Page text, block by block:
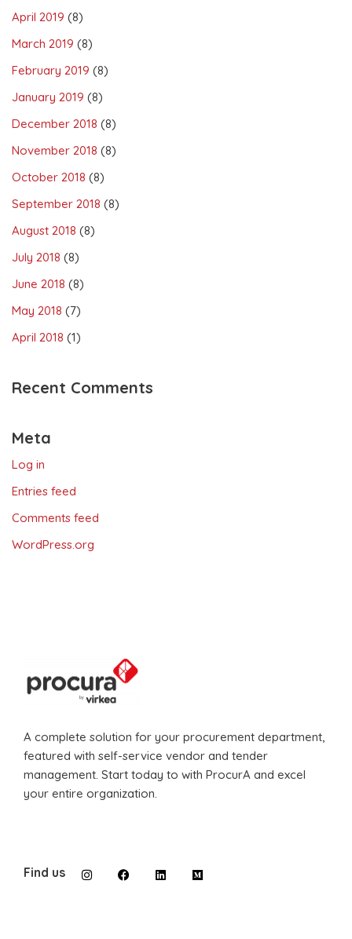
April 2019 (8)
March 2019 (8)
February 2019 (8)
January 2019 (8)
December 2018 (8)
November 2018 (8)
October 2018 (8)
September 2018 (8)
August 2018 (8)
July 2018 (8)
June 2018 (8)
May 2018 (7)
April 2018 (1)
Recent Comments
Meta
Log in
Entries feed
Comments feed
WordPress.org
A complete solution for your procurement department,
featured with self-service vendor and tender
management. Start today to with ProcurA and excel
your entire organization.
Find us